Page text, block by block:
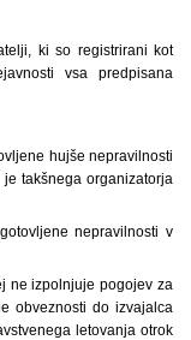
ki so registrirani kot
vsa predpisana
hujše nepravilnosti
takšnega organizatorja
nepravilnosti v
ne izpolnjuje pogojev za
obveznosti do izvajalca
letovanja otrok